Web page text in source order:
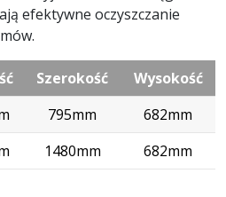
efektywne oczyszczanie
Szerokość
Wysokość
795mm
682mm
1480mm 682mm